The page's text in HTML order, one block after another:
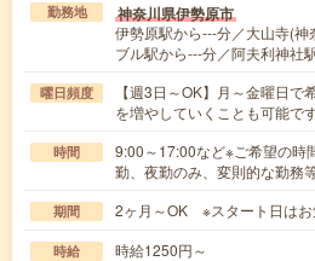
勤務地 神奈川県伊勢原市
伊勢原駅から---分／大山寺(
ブル駅から---分／阿夫利神社
曜日頻度
【週3日～OK】月～金曜日
を増やしていくことも可能で
時間
9:00～17:00など※ご希望の時
勤、夜勤のみ、変則的な勤務
期間 2ヶ月～OK ※スタート日はお
時給 時給1250円～